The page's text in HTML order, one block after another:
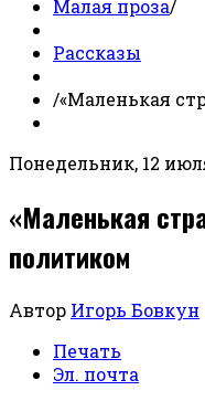
Малая проза/
Рассказы
/«Маленькая
Понедельник, 12
«Маленькая
политиком
Автор Игорь Бовкун
Печать
Эл. почта